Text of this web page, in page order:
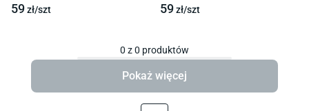
59zł/szt 59zł/szt
0 z0 produktów
Pokaż więcej